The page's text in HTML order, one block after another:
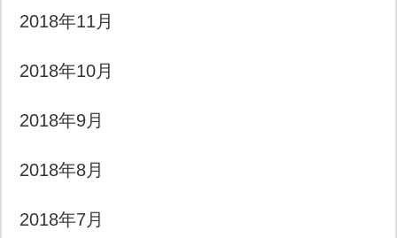
2018年11月
2018年10月
2018年9月
2018年8月
2018年7月